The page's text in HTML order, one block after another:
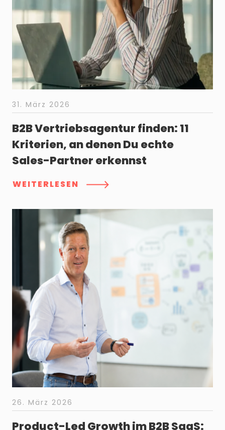
31. März 2026
B2B Vertriebsagentur finden: 11
Kriterien, an denen Du echte
Sales-Partner erkennst
WEITERLESEN
26. März 2026
Product-Led Growth im B2B SaaS: